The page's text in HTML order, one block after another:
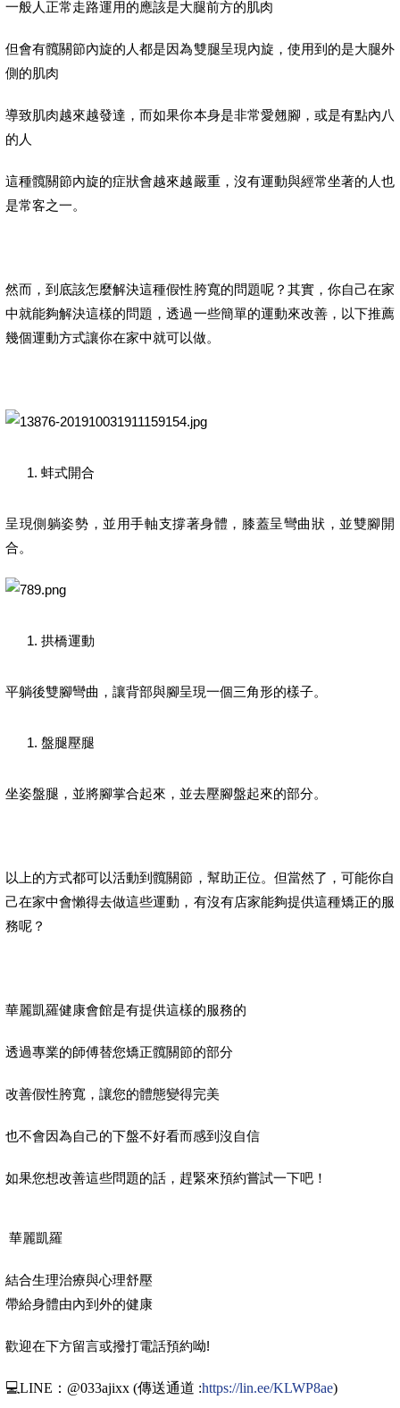
一般人正常走路運用的應該是大腿前方的肌肉
但會有髖關節內旋的人都是因為雙腿呈現內旋，使用到的是大腿外
側的肌肉
導致肌肉越來越發達，而如果你本身是非常愛翹腳，或是有點內八
的人
這種髖關節內旋的症狀會越來越嚴重，沒有運動與經常坐著的人也
是常客之一。
然而，到底該怎麼解決這種假性胯寬的問題呢？其實，你自己在家
中就能夠解決這樣的問題，透過一些簡單的運動來改善，以下推薦
幾個運動方式讓你在家中就可以做。
蚌式開合
呈現側躺姿勢，並用手軸支撐著身體，膝蓋呈彎曲狀，並雙腳開
合。
拱橋運動
平躺後雙腳彎曲，讓背部與腳呈現一個三角形的樣子。
盤腿壓腿
坐姿盤腿，並將腳掌合起來，並去壓腳盤起來的部分。
以上的方式都可以活動到髖關節，幫助正位。但當然了，可能你自
己在家中會懶得去做這些運動，有沒有店家能夠提供這種矯正的服
務呢？
華麗凱羅健康會館是有提供這樣的服務的
透過專業的師傅替您矯正髖關節的部分
改善假性胯寬，讓您的體態變得完美
也不會因為自己的下盤不好看而感到沒自信
如果您想改善這些問題的話，趕緊來預約嘗試一下吧！
華麗凱羅
結合生理治療與心理舒壓
帶給身體由內到外的健康
歡迎在下方留言或撥打電話預約呦!
💻LINE：@033ajixx (傳送通道 :https://lin.ee/KLWP8ae)